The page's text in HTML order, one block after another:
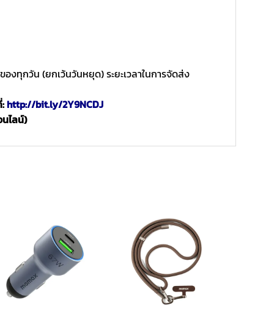
งทุกวัน (ยกเว้นวันหยุด) ระยะเวลาในการจัดส่ง
http://bit.ly/2Y9NCDJ
ไลน์)